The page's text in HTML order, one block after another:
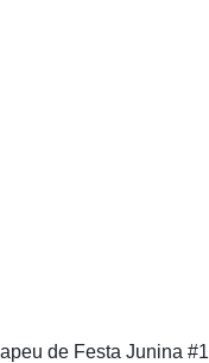
de Festa Junina #1